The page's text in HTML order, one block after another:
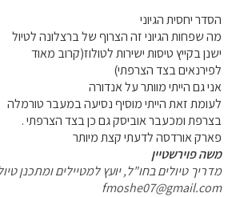
הסדר יחסית הגיוני
מה שפחות הגיוני זה הצרוף של ברצלונה לטיול
ישנן בקייץ טיסות ישירות לטולוז(קרוב מאוד
לפירנאים בצד הצרפתי)
אני גם הייתי מוותר על אנדורה
לעומת זאת הייתי מוסיף נסיעה במעבר טורמלה
בצרפת ומכעבר אוביסק גם כן בצד הצרפתי .
פארק אורדסה לדעתי קצת מיותר
משה פוירשטיין
מדריך טיולים בחו"ל, יועץ למטיילים ומתכנן
fmoshe07@gmail.com